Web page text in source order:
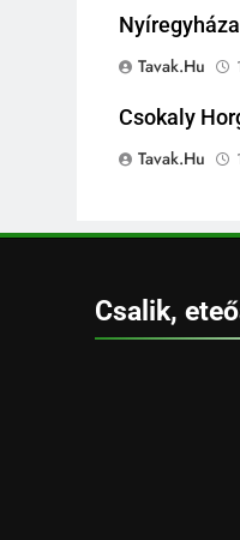
Tavak.hu
Csokaly
Tavak.hu
Csalik,